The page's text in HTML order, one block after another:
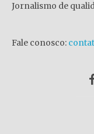
Jornalismo de
Fale conosco: